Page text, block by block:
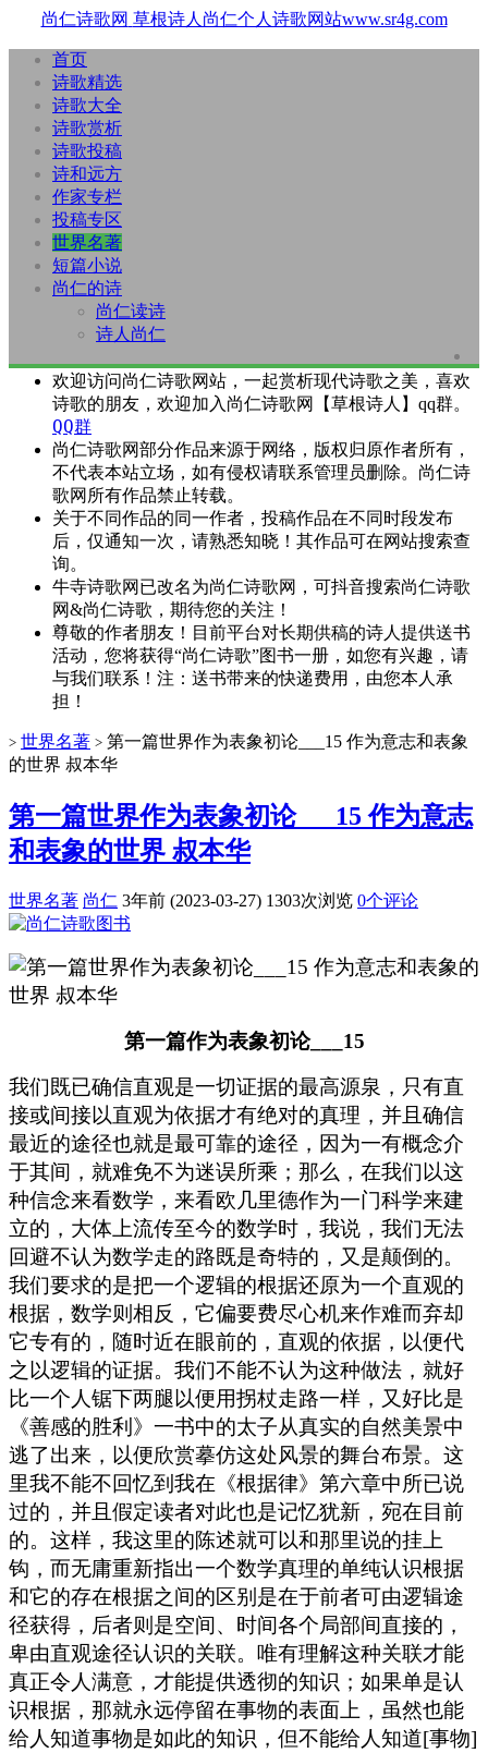
尚仁诗歌网 草根诗人尚仁个人诗歌网站www.sr4g.com
首页
诗歌精选
诗歌大全
诗歌赏析
诗歌投稿
诗和远方
作家专栏
投稿专区
世界名著
短篇小说
尚仁的诗
尚仁读诗
诗人尚仁
欢迎访问尚仁诗歌网站，一起赏析现代诗歌之美，喜欢
诗歌的朋友，欢迎加入尚仁诗歌网【草根诗人】qq群。
QQ群
尚仁诗歌网部分作品来源于网络，版权归原作者所有，
不代表本站立场，如有侵权请联系管理员删除。尚仁诗
歌网所有作品禁止转载。
关于不同作品的同一作者，投稿作品在不同时段发布
后，仅通知一次，请熟悉知晓！其作品可在网站搜索查
询。
牛寺诗歌网已改名为尚仁诗歌网，可抖音搜索尚仁诗歌
网&尚仁诗歌，期待您的关注！
尊敬的作者朋友！目前平台对长期供稿的诗人提供送书
活动，您将获得“尚仁诗歌”图书一册，如您有兴趣，请
与我们联系！注：送书带来的快递费用，由您本人承
担！
> 世界名著 > 第一篇世界作为表象初论___15 作为意志和表象
的世界 叔本华
第一篇世界作为表象初论___15 作为意志
和表象的世界 叔本华
世界名著 尚仁 3年前 (2023-03-27) 1303次浏览 0个评论
第一篇作为表象初论___15
我们既已确信直观是一切证据的最高源泉，只有直
接或间接以直观为依据才有绝对的真理，并且确信
最近的途径也就是最可靠的途径，因为一有概念介
于其间，就难免不为迷误所乘；那么，在我们以这
种信念来看数学，来看欧几里德作为一门科学来建
立的，大体上流传至今的数学时，我说，我们无法
回避不认为数学走的路既是奇特的，又是颠倒的。
我们要求的是把一个逻辑的根据还原为一个直观的
根据，数学则相反，它偏要费尽心机来作难而弃却
它专有的，随时近在眼前的，直观的依据，以便代
之以逻辑的证据。我们不能不认为这种做法，就好
比一个人锯下两腿以便用拐杖走路一样，又好比是
《善感的胜利》一书中的太子从真实的自然美景中
逃了出来，以便欣赏摹仿这处风景的舞台布景。这
里我不能不回忆到我在《根据律》第六章中所已说
过的，并且假定读者对此也是记忆犹新，宛在目前
的。这样，我这里的陈述就可以和那里说的挂上
钩，而无庸重新指出一个数学真理的单纯认识根据
和它的存在根据之间的区别是在于前者可由逻辑途
径获得，后者则是空间、时间各个局部间直接的，
卑由直观途径认识的关联。唯有理解这种关联才能
真正令人满意，才能提供透彻的知识；如果单是认
识根据，那就永远停留在事物的表面上，虽然也能
给人知道事物是如此的知识，但不能给人知道[事物]